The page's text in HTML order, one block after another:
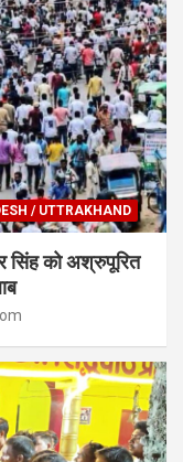
/ UTTRAKHAND
सिंह को अश्रुपूरित